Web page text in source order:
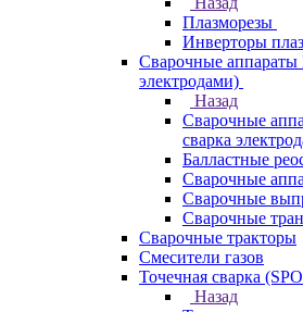
Плазморезы
Инверторы
Сварочные
электродами)
Назад
Сварочные
сварка
Балластные
Сварочные
Сварочные
Сварочные
Сварочные тракторы
Смесители газов
Точечная сварка
Назад